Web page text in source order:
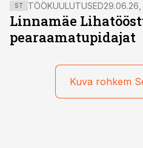
ST TÖÖKUULUTUSED29.06.26,
Linnamäe
pearaamatupidajat
Kuva rohkem